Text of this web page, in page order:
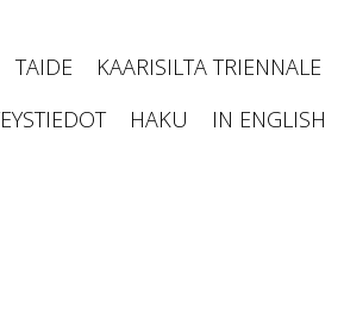
TAIDE KAARISILTA TRIENNALE
HAKU IN ENGLISH